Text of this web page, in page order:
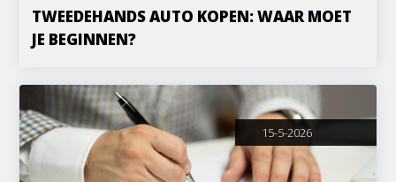
TWEEDEHANDS AUTO KOPEN: WAAR MOET
JE BEGINNEN?
15-5-2026